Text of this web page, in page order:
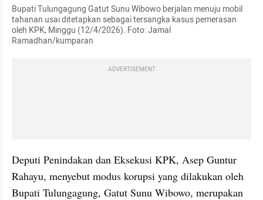
Bupati Tulungagung Gatut Sunu Wibowo berjalan menuju mobil
tahanan usai ditetapkan sebagai tersangka kasus pemerasan
oleh KPK, Minggu (12/4/2026). Foto: Jamal
Ramadhan/kumparan
ADVERTISEMENT
Deputi Penindakan dan Eksekusi KPK, Asep Guntur
Rahayu, menyebut modus korupsi yang dilakukan oleh
Bupati Tulungagung, Gatut Sunu Wibowo, merupakan